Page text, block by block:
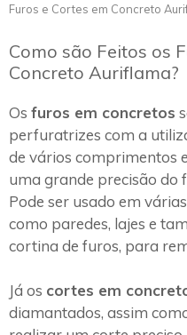
Furos e Cortes em Concreto
Como são Feitos os
Concreto Auriflama?
Os furos em concretos
perfuratrizes com a
de vários comprimentos
uma grande precisão do
Pode ser usado em
como paredes, lajes e
cortina de furos, para
Já os cortes em
diamantados, assim